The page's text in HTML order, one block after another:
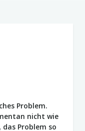
Problem.
nicht wie
Problem so